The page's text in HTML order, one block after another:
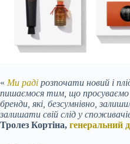
« Ми раді розпочати новий і
пишаємося тим, що просуваємо
бренди, які, безсумнівно,
залишати свій слід у
Тролез Кортіна, генеральний